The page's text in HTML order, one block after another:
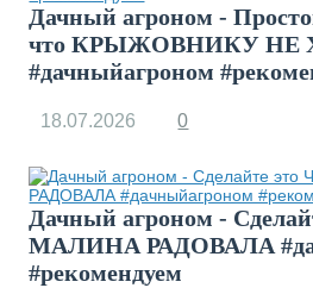
Дачный агроном -
что КРЫЖОВНИКУ НЕ
#дачныйагроном
18.07.2026 0
Дачный агроном -
МАЛИНА РАДОВАЛА
#рекомендуем